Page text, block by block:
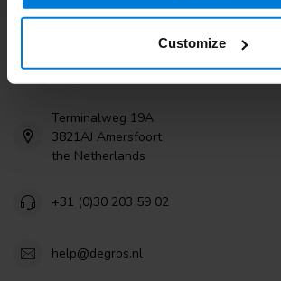
Customize
Degros
Terminalweg 19A
3821AJ Amersfoort
the Netherlands
+31 (0)30 203 59 02
help@degros.nl